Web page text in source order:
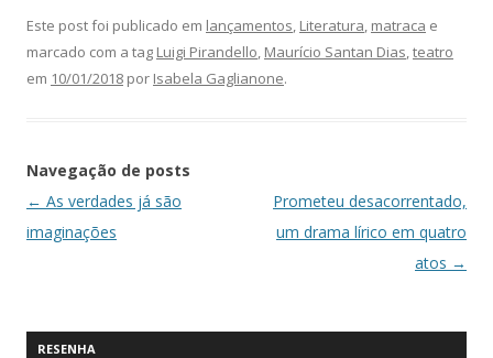
Este post foi publicado em lançamentos, Literatura, matraca e
marcado com a tag Luigi Pirandello, Maurício Santan Dias,teatro
em 10/01/2018 por Isabela Gaglianone.
Navegação de posts
← As verdades já são
imaginações
Prometeu desacorrentado,
um drama lírico em quatro
atos →
RESENHA